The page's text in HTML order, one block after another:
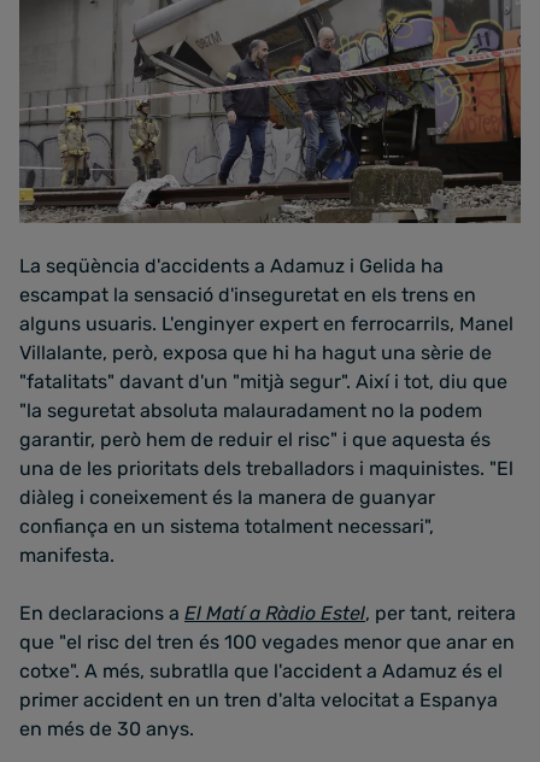
La seqüència d'accidents a Adamuz i Gelida ha
escampat la sensació d'inseguretat en els trens en
alguns usuaris. L'enginyer expert en ferrocarrils, Manel
Villalante, però, exposa que hi ha hagut una sèrie de
"fatalitats" davant d'un "mitjà segur". Així i tot, diu que
"la seguretat absoluta malauradament no la podem
garantir, però hem de reduir el risc" i que aquesta és
una de les prioritats dels treballadors i maquinistes. "El
diàleg i coneixement és la manera de guanyar
confiança en un sistema totalment necessari",
manifesta.
En declaracions a El Matí a Ràdio Estel, per tant, reitera
que "el risc del tren és 100 vegades menor que anar en
cotxe". A més, subratlla que l'accident a Adamuz és el
primer accident en un tren d'alta velocitat a Espanya
en més de 30 anys.